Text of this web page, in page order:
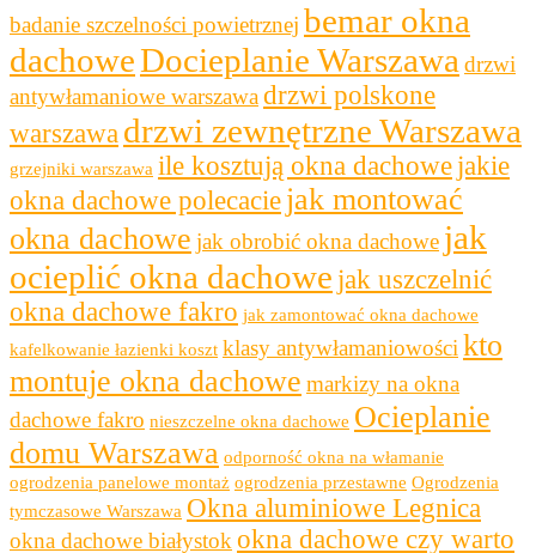
badanie szczelności powietrznej bemar okna
dachoweDocieplanie Warszawa drzwi
antywłamaniowe warszawadrzwi polskone
warszawa drzwi zewnętrzne Warszawa
grzejniki warszawa ile kosztują okna dachowe jakie
okna dachowe polecacie jak montować
okna dachowe jak obrobić okna dachowe jak
ocieplić okna dachowe jak uszczelnić
okna dachowe fakro jak zamontować okna dachowe
kafelkowanie łazienki koszt klasy antywłamaniowości kto
montuje okna dachowe markizy na okna
dachowe fakro nieszczelne okna dachowe Ocieplanie
domu Warszawa odporność okna na włamanie
ogrodzenia panelowe montaż ogrodzenia przestawne Ogrodzenia
tymczasowe Warszawa Okna aluminiowe Legnica
okna dachowe białystok okna dachowe czy warto